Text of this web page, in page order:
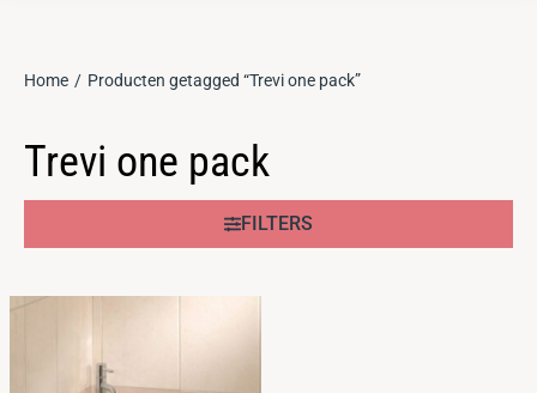
Je bent hier:
Home Producten getagged “Trevi one pack”
Trevi one pack
FILTERS